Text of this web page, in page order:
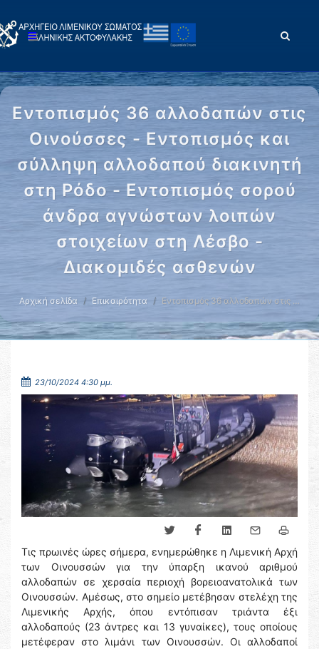
Εντοπισμός 36 αλλοδαπών στις
Οινούσσες - Εντοπισμός και
σύλληψη αλλοδαπού διακινητή
στη Ρόδο - Εντοπισμός σορού
άνδρα αγνώστων λοιπών
στοιχείων στη Λέσβο -
Διακομιδές ασθενών
Αρχική σελίδα Επικαιρότητα Εντοπισμός 36 αλλοδαπών στις …
23/10/2024 4:30 μμ.
Τις πρωινές ώρες σήμερα, ενημερώθηκε η Λιμενική Αρχή
των Οινουσσών για την ύπαρξη ικανού αριθμού
αλλοδαπών σε χερσαία περιοχή βορειοανατολικά των
Οινουσσών. Αμέσως, στο σημείο μετέβησαν στελέχη της
Λιμενικής Αρχής, όπου εντόπισαν τριάντα έξι
αλλοδαπούς (23 άντρες και 13 γυναίκες), τους οποίους
μετέφεραν στο λιμάνι των Οινουσσών. Οι αλλοδαποί